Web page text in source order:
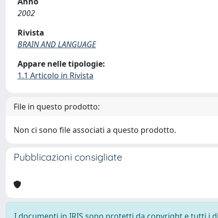
2002
Rivista
BRAIN AND LANGUAGE
Appare nelle tipologie:
1.1 Articolo in Rivista
File in questo prodotto:
Non ci sono file associati a questo prodotto.
Pubblicazioni consigliate